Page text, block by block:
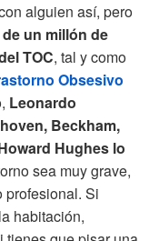
alguien así, pero
de un millón de
TOC, tal y como
Obsesivo
Leonardo
Beckham,
Hughes lo
sea muy grave,
profesional. Si
habitación,